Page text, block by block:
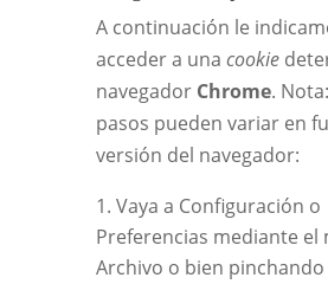
A continuación le
acceder a una cookie
navegador Chrome.
pasos pueden variar en
versión del navegador:
Vaya a Configuración o
Preferencias mediante el
Archivo o bien